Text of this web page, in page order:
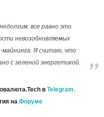
все равно это
невозобновляемых
майнинга. Я считаю, что
с зеленой энергетикой.
в Telegram.
на Форуме